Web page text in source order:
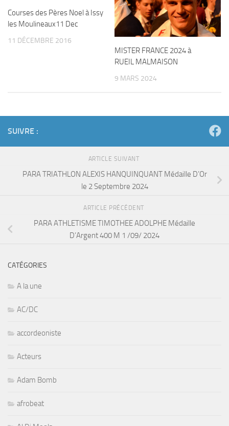
Courses des Pères Noel à Issy
les Moulineaux11 Dec
11 DÉCEMBRE 2016
MISTER FRANCE 2024 à
RUEIL MALMAISON
9 MARS 2024
SUIVRE :
ARTICLE SUIVANT
PARA TRIATHLON ALEXIS HANQUINQUANT Médaille D’Or
le 2 Septembre 2024
ARTICLE PRÉCÉDENT
PARA ATHLETISME TIMOTHEE ADOLPHE Médaille
D’Argent 400 M 1 /09/ 2024
CATÉGORIES
A la une
AC/DC
accordeoniste
Acteurs
Adam Bomb
afrobeat